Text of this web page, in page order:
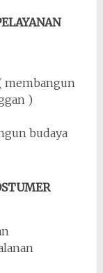
membangun
)
budaya